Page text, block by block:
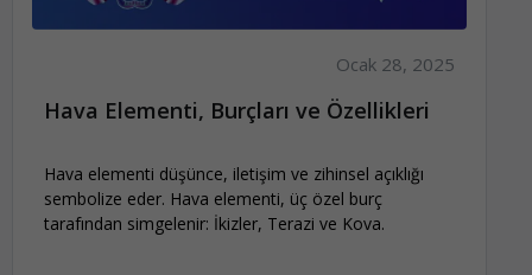
Ocak 28, 2025
Hava Elementi, Burçları ve Özellikleri
Hava elementi düşünce, iletişim ve zihinsel açıklığı
sembolize eder. Hava elementi, üç özel burç
tarafından simgelenir: İkizler, Terazi ve Kova.